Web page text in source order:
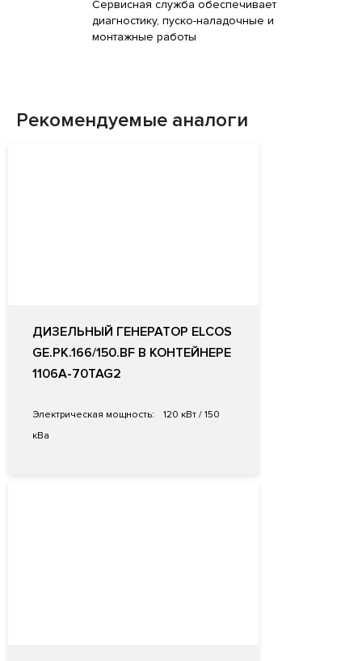
Сервисная служба обеспечивает
диагностику, пуско-наладочные и
монтажные работы
Рекомендуемые аналоги
ДИЗЕЛЬНЫЙ ГЕНЕРАТОР ELCOS
GE.PK.166/150.BF В КОНТЕЙНЕРЕ
1106A-70TAG2
Электрическая мощность:
120 кВт / 150
кВа